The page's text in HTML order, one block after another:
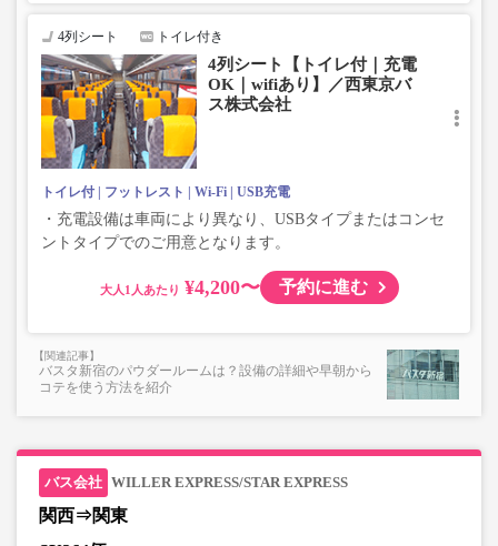
4列シート トイレ付き
4列シート【トイレ付｜充電
OK｜wifiあり】／西東京バ
ス株式会社
トイレ付 フットレスト Wi-Fi USB充電
・充電設備は車両により異なり、USBタイプまたはコンセ
ントタイプでのご用意となります。
大人 ¥4,200〜 予約に進む
バスタ新宿のパウダールームは？設備の詳細や早朝から
コテを使う方法を紹介
WILLER EXPRESS/STAR EXPRESS
関西⇒関東